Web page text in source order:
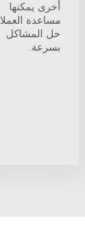
أخرى يمكنها
مساعدة
حل المشاكل
بسرعة.